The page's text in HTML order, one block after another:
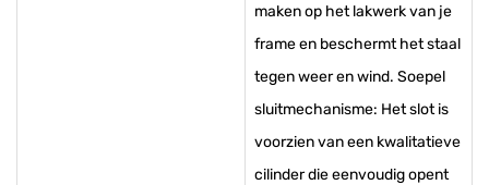
maken op het lakwerk van je
frame en beschermt het staal
tegen weer en wind. Soepel
sluitmechanisme: Het slot is
voorzien van een kwalitatieve
cilinder die eenvoudig opent